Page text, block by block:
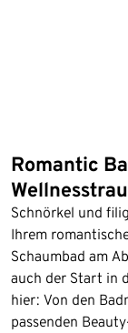
Romantic
Schnörkel und
Ihrem
Schaumbad am
auch der Start in
hier: Von den
passenden